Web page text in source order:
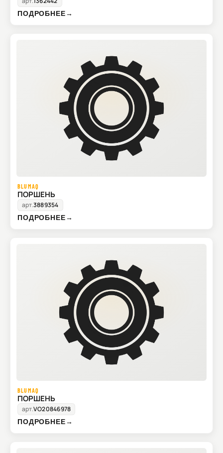
ПОДРОБНЕЕ→
BLUMAQ
ПОРШЕНЬ
арт.3889354
ПОДРОБНЕЕ→
BLUMAQ
ПОРШЕНЬ
арт.VO20846978
ПОДРОБНЕЕ→